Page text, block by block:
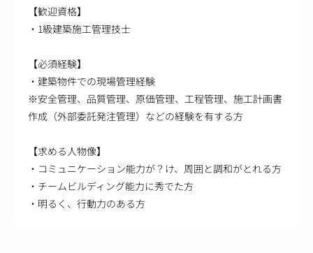
【歓迎資格】
・1級建築施工管理技士
【必須経験】
・建築物件での現場管理経験
※安全管理、品質管理、原価管理、工程管理、施工計画書
作成（外部委託発注管理）などの経験を有する方
【求める人物像】
・コミュニケーション能力が？け、周囲と調和がとれる方
・チームビルディング能力に秀でた方
・明るく、行動力のある方